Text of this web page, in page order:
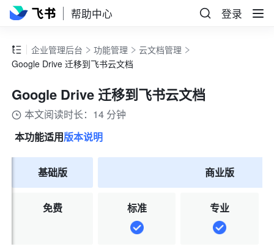
帮助中心 登录
企业管理后台 功能管理
云文档管理
Google Drive 迁移到飞书云文档
Google Drive 迁移到飞书云文档
本文阅读时长：14 分钟
本功能适用版本说明
基础版
免费
商业版
标准 专业